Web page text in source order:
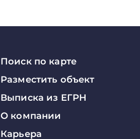
Поиск по карте
Разместить объект
Выписка из ЕГРН
О компании
Карьера